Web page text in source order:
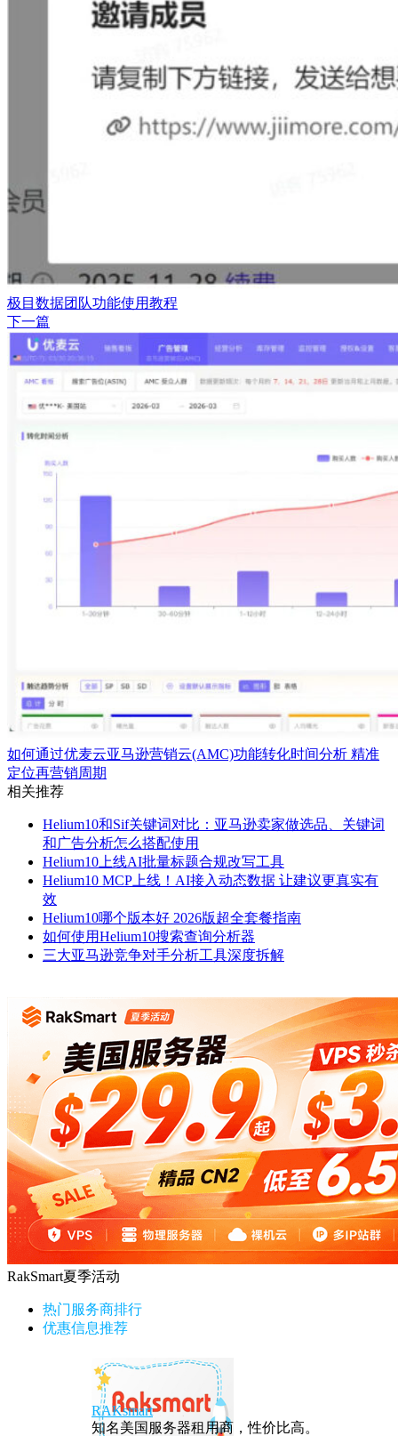
极目数据团队功能使用教程
下一篇
如何通过优麦云亚马逊营销云(AMC)功能转化时间分析 精准
定位再营销周期
相关推荐
Helium10和Sif关键词对比：亚马逊卖家做选品、关键词
和广告分析怎么搭配使用
Helium10上线AI批量标题合规改写工具
Helium10 MCP上线！AI接入动态数据 让建议更真实有
效
Helium10哪个版本好 2026版超全套餐指南
如何使用Helium10搜索查询分析器
三大亚马逊竞争对手分析工具深度拆解
RakSmart夏季活动
热门服务商排行
优惠信息推荐
RAKsmart
知名美国服务器租用商，性价比高。